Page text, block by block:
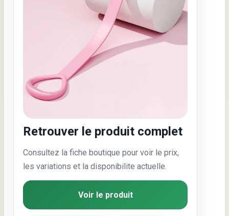
Retrouver le produit complet
Consultez la fiche boutique pour voir le prix,
les variations et la disponibilite actuelle.
Voir le produit